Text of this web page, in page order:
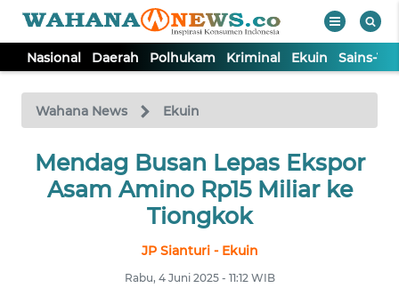
Nasional Daerah Polhukam Kriminal Ekuin Sains-
Wahana News Ekuin
Mendag Busan Lepas Ekspor
Asam Amino Rp15 Miliar ke
Tiongkok
JP Sianturi - Ekuin
Rabu, 4 Juni 2025 - 11:12 WIB
TV
Tutup
NASIONAL